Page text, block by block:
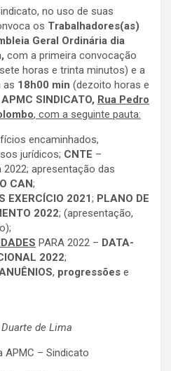
no uso de suas
os Trabalhadores(as)
Geral Ordinária dia
com a primeira convocação
horas e trinta minutos) e a
as 18h00 min (dezoito horas e
SINDICATO, Rua Pedro
, com a seguinte pauta:
encaminhados,
jurídicos; CNTE –
apresentação das
CAN;
EXERCÍCIO 2021; PLANO DE
2022; (apresentação,
PARA 2022 – DATA-
2022;
, progressões e
de Lima
APMC – Sindicato